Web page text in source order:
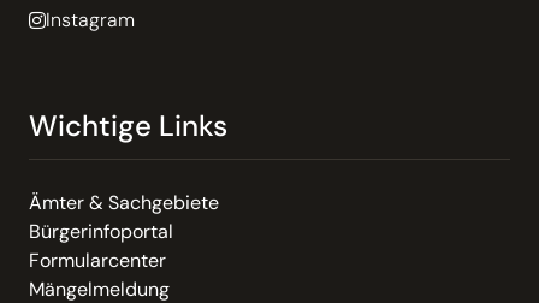
Instagram
Wichtige Links
Ämter & Sachgebiete
Bürgerinfoportal
Formularcenter
Mängelmeldung